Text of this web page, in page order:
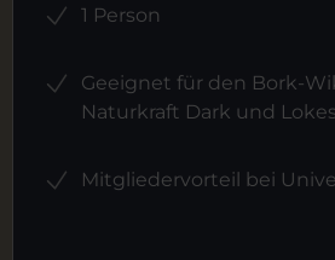
1 Person
Geeignet für den Bork-
Naturkraft Dark und
Mitgliedervorteil bei